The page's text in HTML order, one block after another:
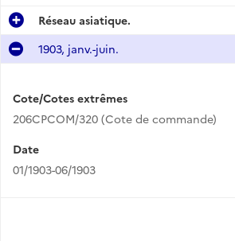
Réseau asiatique.
1903, janv.-juin.
Cote/Cotes extrêmes
206CPCOM/320 (Cote de commande)
Date
01/1903-06/1903